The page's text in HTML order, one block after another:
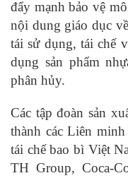
đẩy mạnh bảo vệ
nội dung giáo dục
tái sử dụng, tái chế
dụng sản phẩm
phân hủy.
Các tập đoàn sản
thành các Liên
tái chế bao bì Việt
TH Group, Coca-